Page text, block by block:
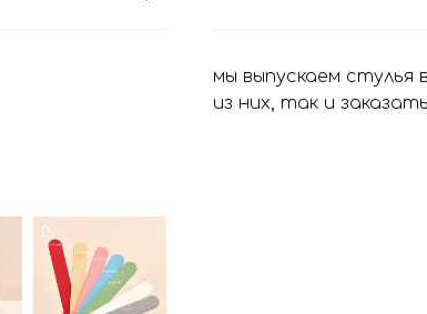
мы выпускаем стулья
из них, так и